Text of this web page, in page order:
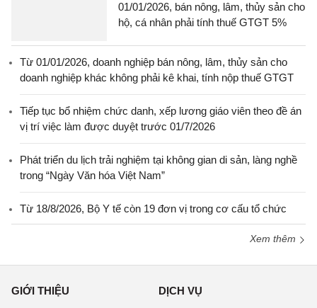
01/01/2026, bán nông, lâm, thủy sản cho
hộ, cá nhân phải tính thuế GTGT 5%
Từ 01/01/2026, doanh nghiệp bán nông, lâm, thủy sản cho
doanh nghiệp khác không phải kê khai, tính nộp thuế GTGT
Tiếp tục bổ nhiệm chức danh, xếp lương giáo viên theo đề án
vị trí việc làm được duyệt trước 01/7/2026
Phát triển du lịch trải nghiệm tại không gian di sản, làng nghề
trong “Ngày Văn hóa Việt Nam”
Từ 18/8/2026, Bộ Y tế còn 19 đơn vị trong cơ cấu tổ chức
Xem thêm
GIỚI THIỆU DỊCH VỤ